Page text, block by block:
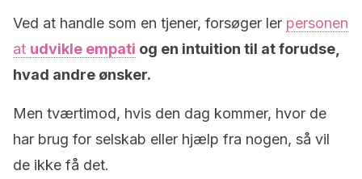
Ved at handle som en tjener, forsøger ler personen
at udvikle empati og en intuition til at forudse,
hvad andre ønsker.
Men tværtimod, hvis den dag kommer, hvor de
har brug for selskab eller hjælp fra nogen, så vil
de ikke få det.